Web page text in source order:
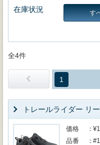
在庫状況 す
全4件
1
トレールライダー リ
価格
品番